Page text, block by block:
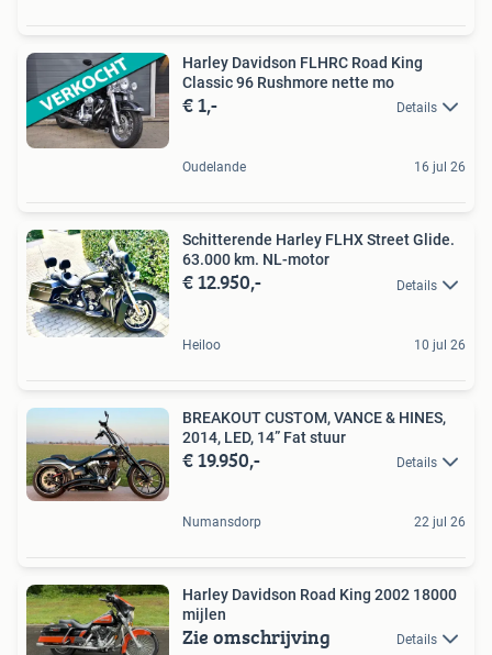
Harley Davidson FLHRC Road King
Classic 96 Rushmore nette mo
€ 1,- Details
Oudelande 16 jul 26
Schitterende Harley FLHX Street Glide.
63.000 km. NL-motor
€ 12.950,- Details
Heiloo 10 jul 26
BREAKOUT CUSTOM, VANCE & HINES,
2014, LED, 14” Fat stuur
€ 19.950,- Details
Numansdorp 22 jul 26
Harley Davidson Road King 2002 18000
mijlen
Zie omschrijving Details